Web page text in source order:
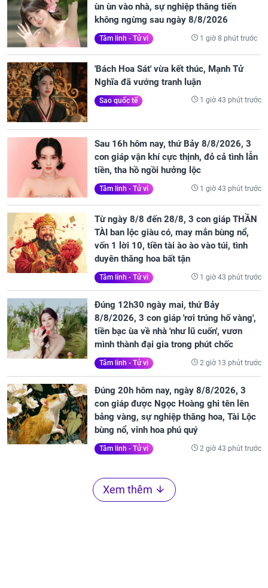
ùn ùn vào nhà, sự nghiệp thăng tiến
không ngừng sau ngày 8/8/2026
Tâm linh - Tử vi 1 giờ 8 phút trước
'Bách Hoa Sát' vừa kết thúc, Mạnh Tử
Nghĩa đã vướng tranh luận
Sao quốc tế 1 giờ 43 phút trước
Sau 16h hôm nay, thứ Bảy 8/8/2026, 3
con giáp vận khí cực thịnh, đỏ cả tình lẫn
tiền, tha hồ ngồi hưởng lộc
Tâm linh - Tử vi 1 giờ 43 phút trước
Từ ngày 8/8 đến 28/8, 3 con giáp THẦN
TÀI ban lộc giàu có, may mắn bùng nổ,
vốn 1 lời 10, tiền tài ào ào vào túi, tình
duyên thăng hoa bất tận
Tâm linh - Tử vi 1 giờ 43 phút trước
Đúng 12h30 ngày mai, thứ Bảy
8/8/2026, 3 con giáp 'rơi trúng hố vàng',
tiền bạc ùa về nhà 'như lũ cuốn', vươn
mình thành đại gia trong phút chốc
Tâm linh - Tử vi 2 giờ 13 phút trước
Đúng 20h hôm nay, ngày 8/8/2026, 3
con giáp được Ngọc Hoàng ghi tên lên
bảng vàng, sự nghiệp thăng hoa, Tài Lộc
bùng nổ, vinh hoa phú quý
Tâm linh - Tử vi 2 giờ 43 phút trước
Xem thêm